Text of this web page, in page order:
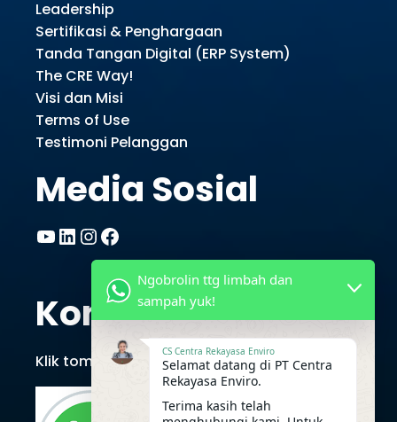
Leadership
Sertifikasi & Penghargaan
Tanda Tangan Digital (ERP System)
The CRE Way!
Visi dan Misi
Terms of Use
Testimoni Pelanggan
Media Sosial
YouTube LinkedIn InstagramFacebook
Kontak CRE
Klik tombol berikut untuk chat via Whatsapp
Ngobrolin ttg limbah dan
sampah yuk!
CS Centra Rekayasa Enviro
Selamat datang di PT Centra
Rekayasa Enviro.
Terima kasih telah